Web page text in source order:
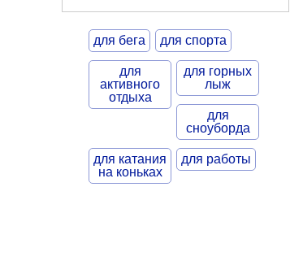
для бега для спорта
для
активного
отдыха
для горных
лыж
для
сноуборда
для катания
на коньках
для работы